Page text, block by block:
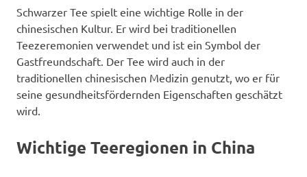
Schwarzer Tee spielt eine wichtige Rolle in der
chinesischen Kultur. Er wird bei traditionellen
Teezeremonien verwendet und ist ein Symbol der
Gastfreundschaft. Der Tee wird auch in der
traditionellen chinesischen Medizin genutzt, wo er für
seine gesundheitsfördernden Eigenschaften geschätzt
wird.
Wichtige Teeregionen in China